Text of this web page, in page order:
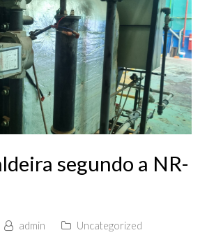
segundo a NR-
admin
Uncategorized